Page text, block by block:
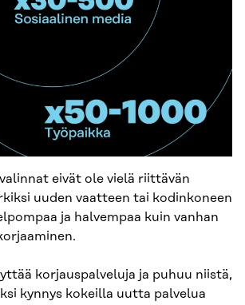
eivät ole vielä riittävän
uuden vaatteen tai kodinkoneen
ja halvempaa kuin vanhan
korjauspalveluja ja puhuu niistä,
kynnys kokeilla uutta palvelua